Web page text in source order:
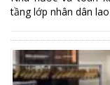
tầng lớp nhân dân